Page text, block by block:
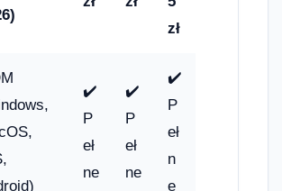
zł
✔️
P
eł
ne
✔️
P
eł
ne
✔️
P
eł
n
e